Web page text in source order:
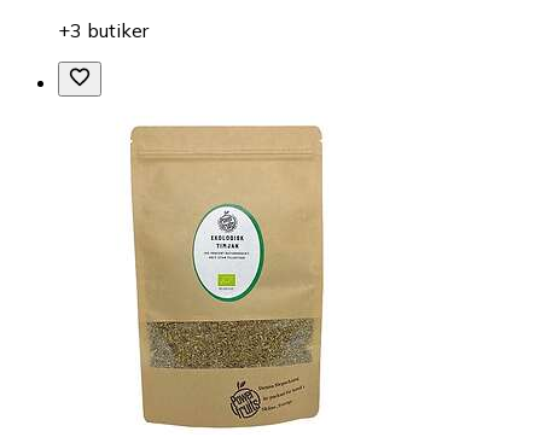
+3 butiker